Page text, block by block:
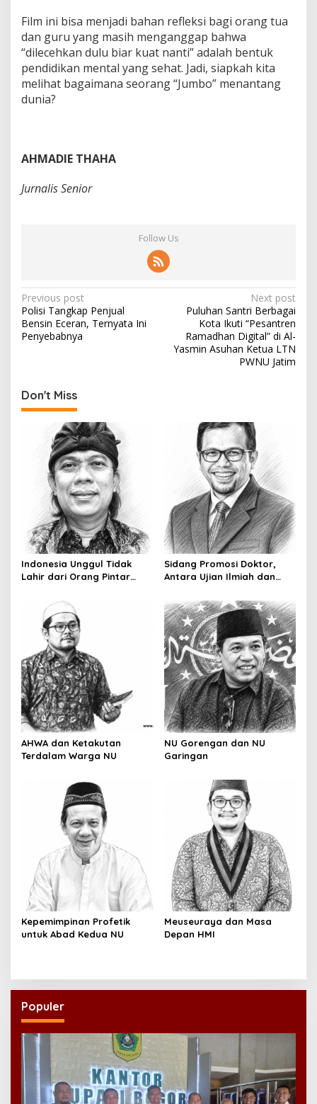
Film ini bisa menjadi bahan refleksi bagi orang tua
dan guru yang masih menganggap bahwa
“dilecehkan dulu biar kuat nanti” adalah bentuk
pendidikan mental yang sehat. Jadi, siapkah kita
melihat bagaimana seorang “Jumbo” menantang
dunia?
AHMADIE THAHA
Jurnalis Senior
Follow Us
P
o
s
a
o
n
Previous post
Polisi Tangkap Penjual
Bensin Eceran, Ternyata Ini
Penyebabnya
Next post
Puluhan Santri Berbagai
Kota Ikuti “Pesantren
Ramadhan Digital” di Al-
Yasmin Asuhan Ketua LTN
PWNU Jatim
Don't Miss
Indonesia Unggul Tidak
Lahir dari Orang Pintar
Sidang Promosi Doktor,
Antara Ujian Ilmiah dan
AHWA dan Ketakutan
Terdalam Warga NU
NU Gorengan dan NU
Garingan
Kepemimpinan Profetik
untuk Abad Kedua NU
Meuseuraya dan Masa
Depan HMI
Populer